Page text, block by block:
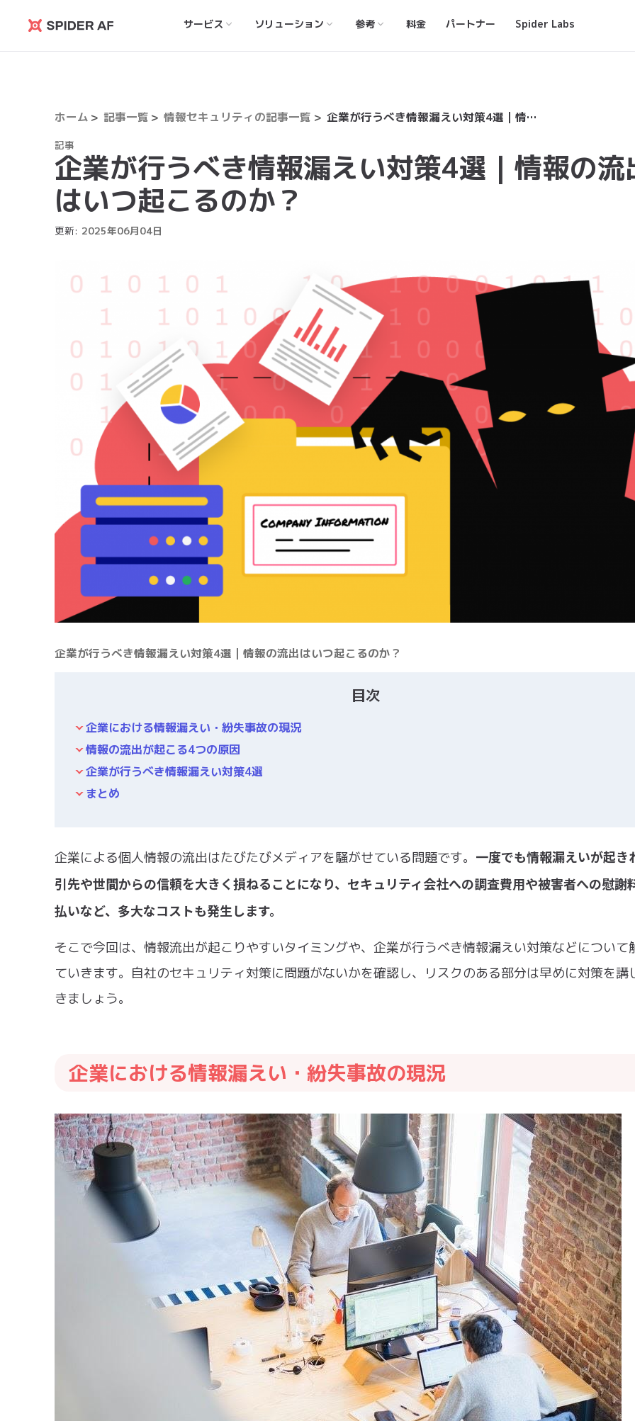
Spider
サービス ソリューション 参考 料金 パートナー Spider Labs
ホーム 記事一覧 情報セキュリティの記事一覧 企業が行うべき情報漏えい対策4選｜情報の流出はいつ起こるのか？
記事
企業が行うべき情報漏えい対策4選｜情報の流
はいつ起こるのか？
更新: 2025年06月04日
企業が行うべき情報漏えい対策4選｜情報の流出はいつ起こるのか？
目次
企業における情報漏えい・紛失事故の現況
情報の流出が起こる4つの原因
企業が行うべき情報漏えい対策4選
まとめ
企業による個人情報の流出はたびたびメディアを騒がせている問題です。 一度でも情報漏えいが起き
引先や世間からの信頼を大きく損ねることになり、セキュリティ会社への調査費用や被害者への慰謝
払いなど、多大なコストも発生します。
そこで今回は、情報流出が起こりやすいタイミングや、企業が行うべき情報漏えい対策などについて
ていきます。自社のセキュリティ対策に問題がないかを確認し、リスクのある部分は早めに対策を講
きましょう。
企業における情報漏えい・紛失事故の現況